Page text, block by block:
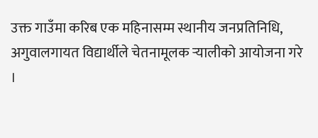
उक्त गाउँमा करिब एक महिनासम्म स्थानीय जनप्रतिनिधि,
अगुवालगायत विद्यार्थीले चेतनामूलक र्‍यालीको आयोजना गरे
।